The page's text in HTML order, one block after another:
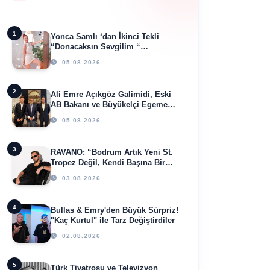
1
Yonca Samlı ‘dan İkinci Tekli
“Donacaksın Sevgilim “
yayımlandı
05.08.2026
2
Ali Emre Açıkgöz Galimidi, Eski
AB Bakanı ve Büyükelçi Egemen
Bağış ile Bir Araya Geldi
05.08.2026
3
RAVANO: “Bodrum Artık Yeni St.
Tropez Değil, Kendi Başına Bir
Referans”
03.08.2026
4
Bullas & Emry'den Büyük Sürpriz!
"Kaç Kurtul" ile Tarz Değiştirdiler
02.08.2026
5
Türk Tiyatrosu ve Televizyon